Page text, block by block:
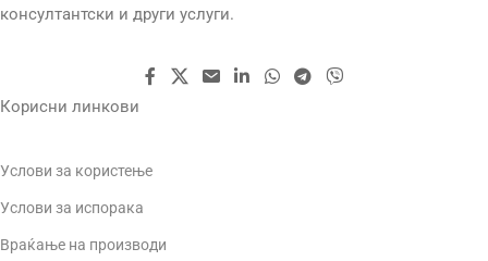
консултантски и други услуги.
Корисни линкови
Услови за користење
Услови за испорака
Враќање на производи